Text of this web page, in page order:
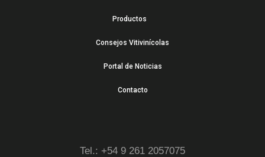
Productos
Consejos Vitivinícolas
Portal de Noticias
Contacto
Tel.: +54 9 261 2057075